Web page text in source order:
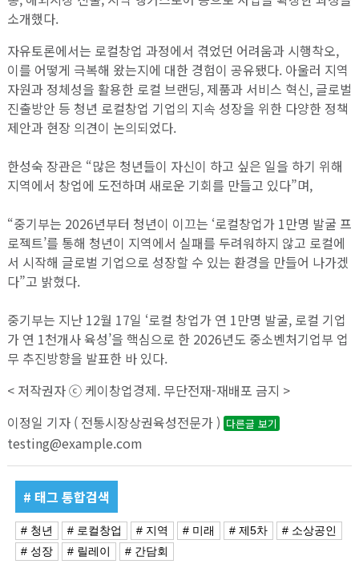
소개했다.
자유토론에서는 로컬창업 과정에서 겪었던 어려움과 시행착오,
이를 어떻게 극복해 왔는지에 대한 경험이 공유됐다. 아울러 지역
자원과 정체성을 활용한 로컬 브랜딩, 제품과 서비스 혁신, 글로벌
진출방안 등 청년 로컬창업 기업의 지속 성장을 위한 다양한 정책
제안과 현장 의견이 논의되었다.
한성숙 장관은 “많은 청년들이 자신이 하고 싶은 일을 하기 위해
지역에서 창업에 도전하며 새로운 기회를 만들고 있다”며,
“중기부는 2026년부터 청년이 이끄는 ‘로컬창업가 1만명 발굴 프
로젝트’를 통해 청년이 지역에서 실패를 두려워하지 않고 로컬에
서 시작해 글로벌 기업으로 성장할 수 있는 환경을 만들어 나가겠
다”고 밝혔다.
중기부는 지난 12월 17일 ‘로컬 창업가 연 1만명 발굴, 로컬 기업
가 연 1천개사 육성’을 핵심으로 한 2026년도 중소벤처기업부 업
무 추진방향을 발표한 바 있다.
< 저작권자 ⓒ 케이창업경제. 무단전재-재배포 금지 >
이정일 기자 ( 전통시장상권육성전문가 ) 다른글 보기
testing@example.com
# 태그 통합검색
# 청년 # 로컬창업 # 지역 # 미래 # 제5차
# 소상공인
# 성장
# 릴레이 # 간담회